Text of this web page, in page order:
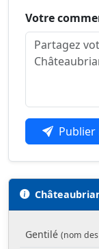
Votre
Publier
Gentilé (nom